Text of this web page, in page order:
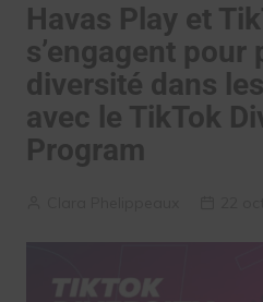
Havas Play et
s’engagent pour
diversité dans
avec le TikTok
Program